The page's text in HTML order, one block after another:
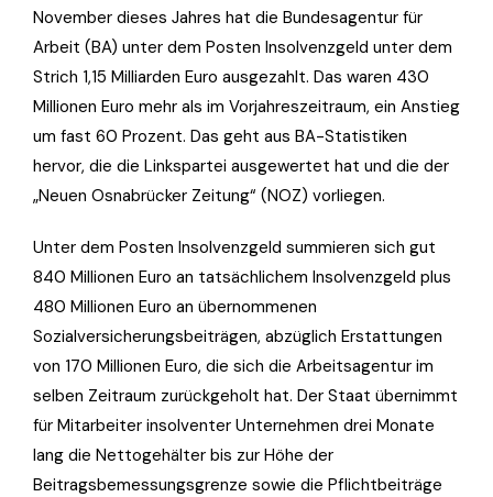
November dieses Jahres hat die Bundesagentur für
Arbeit (BA) unter dem Posten Insolvenzgeld unter dem
Strich 1,15 Milliarden Euro ausgezahlt. Das waren 430
Millionen Euro mehr als im Vorjahreszeitraum, ein Anstieg
um fast 60 Prozent. Das geht aus BA-Statistiken
hervor, die die Linkspartei ausgewertet hat und die der
„Neuen Osnabrücker Zeitung“ (NOZ) vorliegen.
Unter dem Posten Insolvenzgeld summieren sich gut
840 Millionen Euro an tatsächlichem Insolvenzgeld plus
480 Millionen Euro an übernommenen
Sozialversicherungsbeiträgen, abzüglich Erstattungen
von 170 Millionen Euro, die sich die Arbeitsagentur im
selben Zeitraum zurückgeholt hat. Der Staat übernimmt
für Mitarbeiter insolventer Unternehmen drei Monate
lang die Nettogehälter bis zur Höhe der
Beitragsbemessungsgrenze sowie die Pflichtbeiträge